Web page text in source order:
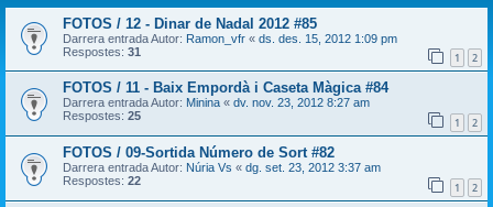
FOTOS / 12 - Dinar de Nadal 2012 #85
Darrera entrada Autor: Ramon_vfr « ds. des. 15, 2012 1:09 pm
Respostes: 31 1 2
FOTOS / 11 - Baix Empordà i Caseta Màgica #84
Darrera entrada Autor: Minina « dv. nov. 23, 2012 8:27 am
Respostes: 25 1 2
FOTOS / 09-Sortida Número de Sort #82
Darrera entrada Autor: Núria Vs « dg. set. 23, 2012 3:37 am
Respostes: 22 1 2